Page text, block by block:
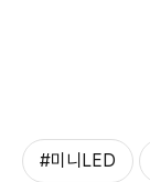
#미니LED